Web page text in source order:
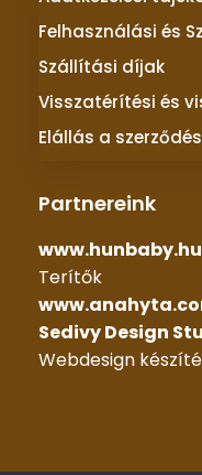
Felhasználási és
Szállítási díjak
Visszatérítési és
Elállás a
Partnereink
www.hunbaby.hu
Terítők
Sedivy Design
Webdesign